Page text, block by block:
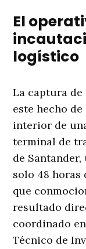
El
logístico
La captura
este hecho
interior de
terminal de
de
solo 48 horas
que
resultado
coordinado
Técnico de